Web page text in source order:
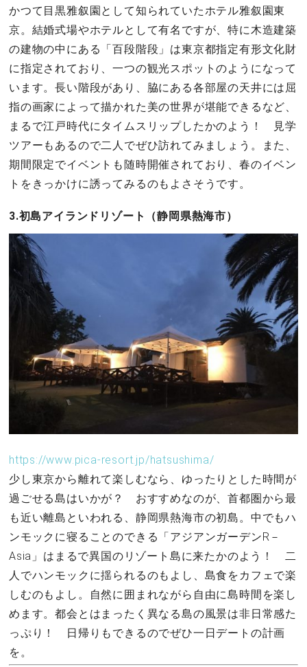
かつて目黒雅叙園として知られていたホテル雅叙園東
京。結婚式場やホテルとして有名ですが、特に木造建築
の建物の中にある「百段階段」は東京都指定有形文化財
に指定されており、一つの観光スポットのようになって
います。長い階段があり、脇にある各部屋の天井には屈
指の画家によって描かれた美の世界が堪能できるなど、
まるで江戸時代にタイムスリップしたかのよう！ 見学
ツアーもあるので二人でぜひ訪れてみましょう。また、
期間限定でイベントも随時開催されており、春のイベン
トをきっかけに誘ってみるのもよさそうです。
3.初島アイランドリゾート（静岡県熱海市）
https://www.pica-resort.jp/hatsushima/
少し東京から離れて楽しむなら、ゆったりとした時間が
過ごせる島はいかが？ おすすめなのが、首都圏から最
も近い離島といわれる、静岡県熱海市の初島。中でもハ
ンモックに寝ることのできる「アジアンガーデンR－
Asia」はまるで異国のリゾート島に来たかのよう！ 二
人でハンモックに揺られるのもよし、島食をカフェで楽
しむのもよし。自然に囲まれながら自由に島時間を楽し
めます。都会とはまったく異なる島の風景は非日常感た
っぷり！ 日帰りもできるのでぜひ一日デートの計画
を。